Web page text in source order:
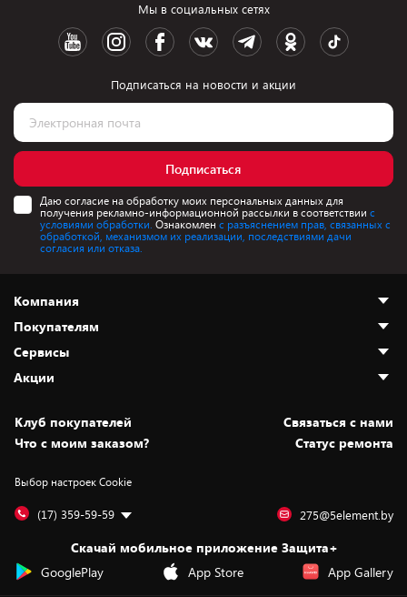
Мы в социальных сетях
Подписаться на новости и акции
Подписаться
Даю согласие на обработку моих персональных данных для
получения рекламно-информационной рассылки в соответствии с
условиями обработки. Ознакомлен с разъяснением прав, связанных с
обработкой, механизмом их реализации, последствиями дачи
согласия или отказа.
Компания
О нас
Адреса магазинов
Новости
Статьи и обзоры
Вакансии
Дай пять добру!
Покупателям
Как сделать заказ
Оплата и доставка
Безналичный расчёт
Обмен и возврат товара
Обработка персональных данных
Подарочные карты
Сервисы
Установка техники
Для игровых консолей
Для мобильных устройств
Для компьютеров
Сервисные центры
Акции
Скидки и промокоды
Белорусские товары
Бонусы
Оплата частями
Новинки
Клуб покупателей
Cвязаться с нами
Что с моим заказом?
Статус ремонта
Выбор настроек Cookie
(17) 359-59-59 275@5element.by
Скачай мобильное приложение Защита+
GooglePlay
App Store App Gallery